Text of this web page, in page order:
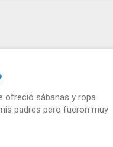
ofreció sábanas y ropa
padres pero fueron muy